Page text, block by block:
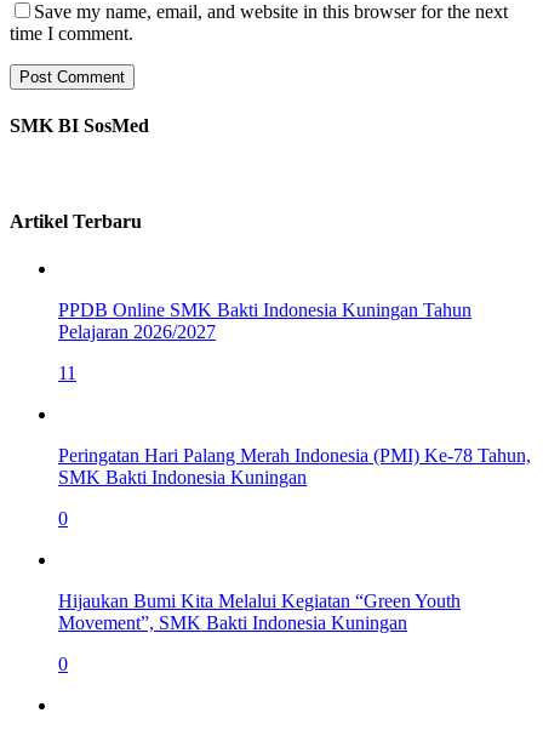
Save my name, email, and website in this browser for the next
time I comment.
SMK BI SosMed
Artikel Terbaru
PPDB Online SMK Bakti Indonesia Kuningan Tahun
Pelajaran 2026/2027
11
Peringatan Hari Palang Merah Indonesia (PMI) Ke-78 Tahun,
SMK Bakti Indonesia Kuningan
0
Hijaukan Bumi Kita Melalui Kegiatan “Green Youth
Movement”, SMK Bakti Indonesia Kuningan
0